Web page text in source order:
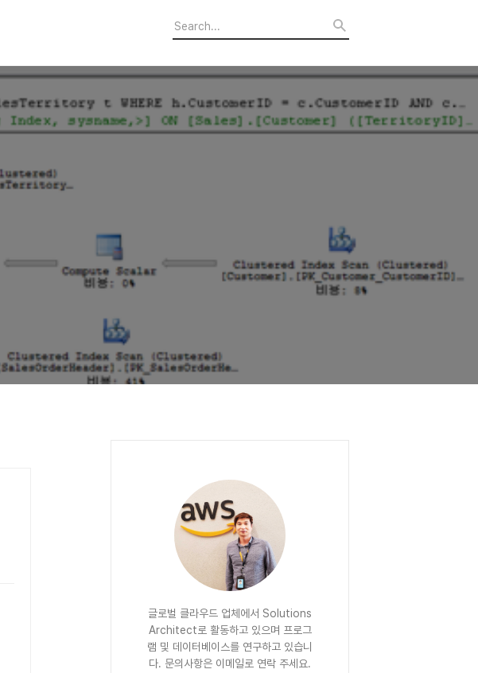
글로벌 클라우드 업체에서 Solutions
Architect로 활동하고 있으며 프로그
램 및 데이터베이스를 연구하고 있습니
다. 문의사항은 이메일로 연락 주세요.